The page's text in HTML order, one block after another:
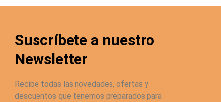
Suscríbete a nuestro
Newsletter
Recibe todas las novedades, ofertas y
descuentos que tenemos preparados para